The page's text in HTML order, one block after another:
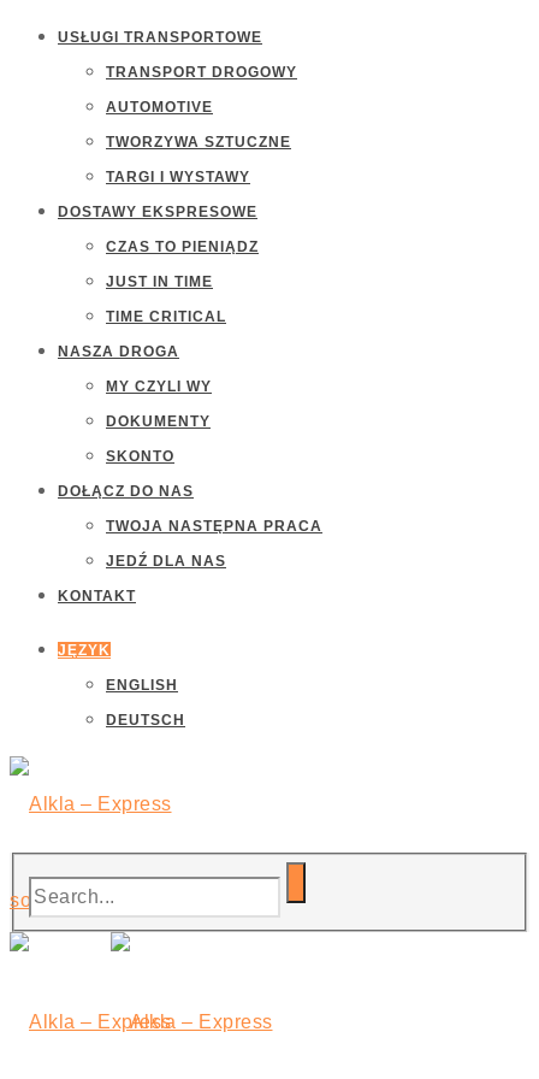
USŁUGI TRANSPORTOWE
TRANSPORT DROGOWY
AUTOMOTIVE
TWORZYWA SZTUCZNE
TARGI I WYSTAWY
DOSTAWY EKSPRESOWE
CZAS TO PIENIĄDZ
JUST IN TIME
TIME CRITICAL
NASZA DROGA
MY CZYLI WY
DOKUMENTY
SKONTO
DOŁĄCZ DO NAS
TWOJA NASTĘPNA PRACA
JEDŹ DLA NAS
KONTAKT
JĘZYK
ENGLISH
DEUTSCH